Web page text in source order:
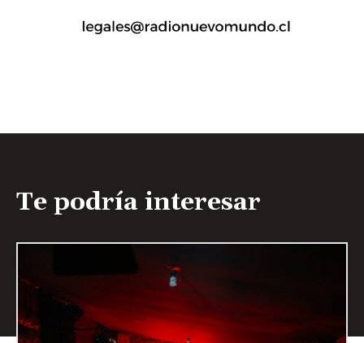
Te podría interesar